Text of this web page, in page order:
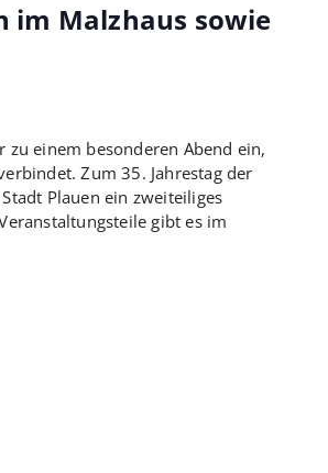
im Malzhaus sowie
einem besonderen Abend ein,
Zum 35. Jahrestag der
Plauen ein zweiteiliges
gibt es im